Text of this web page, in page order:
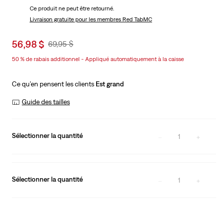
is
Was
Ce produit ne peut être retourné.
Livraison gratuitepour les membres Red TabMC
Sale
is
56,98 $ Original
69,95 $
50 % de rabais additionnel - Appliqué automatiquement à la caisse
Ce qu’en pensent les clients Est grand
Guide des tailles
Sélectionner la quantité 1
Sélectionner la quantité 1